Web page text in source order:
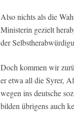
Also nichts als die
Ministerin gezielt
der
Doch kommen wir
er etwa all die Syrer,
wegen ins deutsche
bilden übrigens auch